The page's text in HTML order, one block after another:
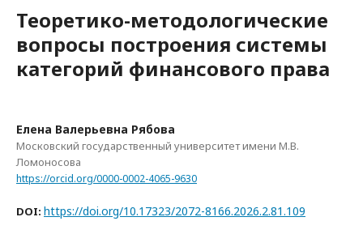
Теоретико-методологические
вопросы построения системы
категорий финансового права
Елена Валерьевна Рябова
Московский государственный университет имени М.В.
Ломоносова
https://orcid.org/0000-0002-4065-9630
DOI: https://doi.org/10.17323/2072-8166.2026.2.81.109